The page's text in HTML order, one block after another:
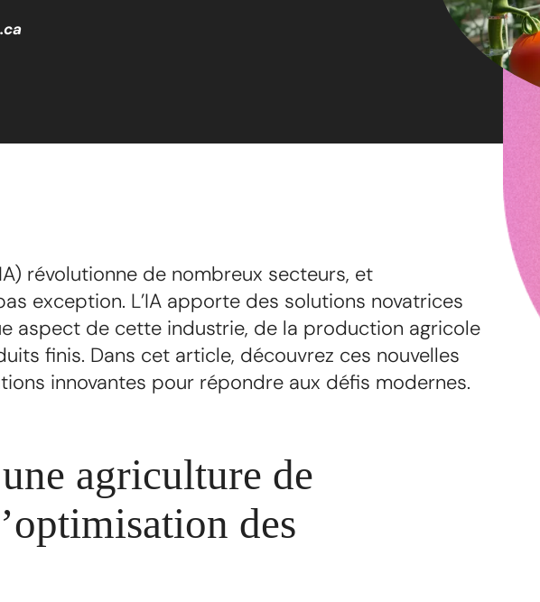
révolutionne de nombreux secteurs, et
exception. L’IA apporte des solutions novatrices
aspect de cette industrie, de la production agricole
finis. Dans cet article, découvrez ces nouvelles
innovantes pour répondre aux défis modernes.
agriculture de
des